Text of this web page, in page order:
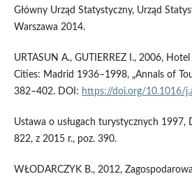
Główny Urząd Statystyczny, Urząd
Warszawa 2014.
URTASUN A., GUTIERREZ I., 2006,
Cities: Madrid 1936–1998, „Annals of
382–402. DOI: https://doi.org/10.1016/
Ustawa o usługach turystycznych 1997,
822, z 2015 r., poz. 390.
WŁODARCZYK B., 2012,